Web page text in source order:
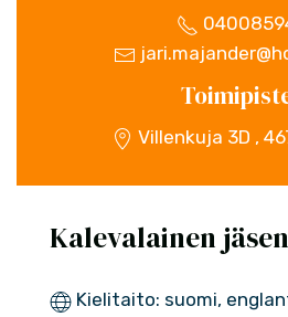
Villenkuja 3D ,
Kalevalainen
Kielitaito: suomi,